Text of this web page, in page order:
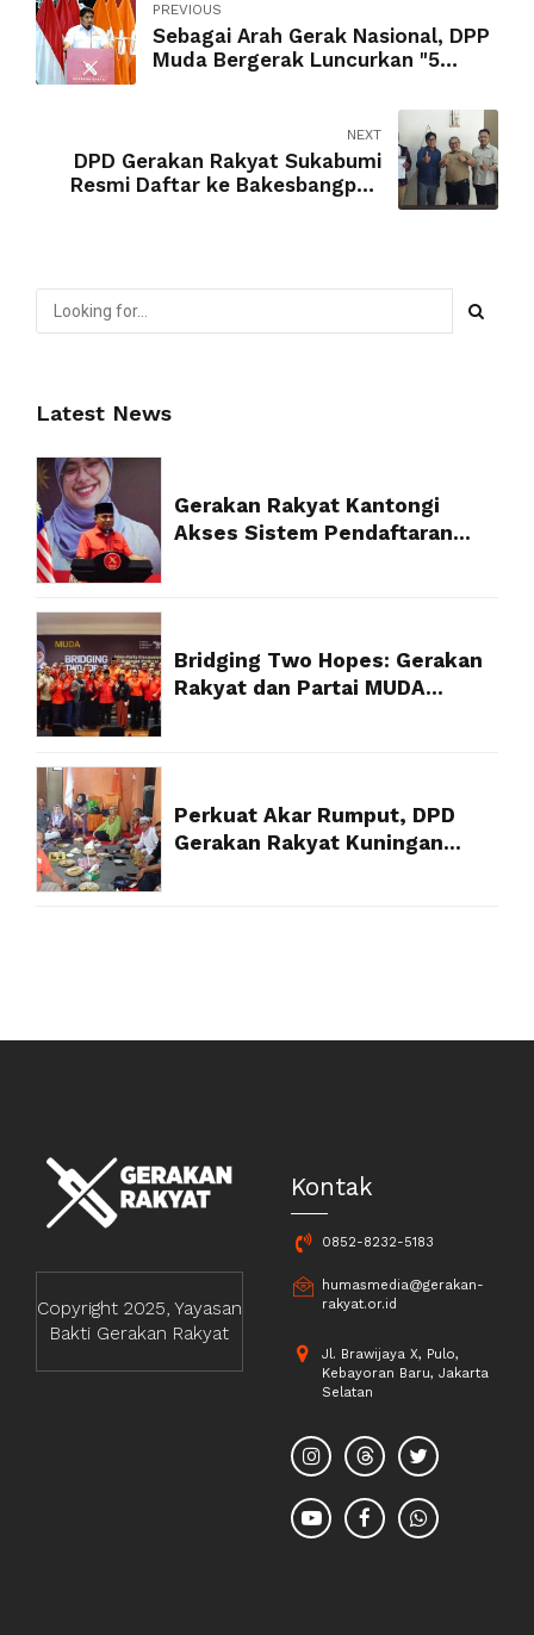
PREVIOUS
Sebagai Arah Gerak Nasional, DPP
Muda Bergerak Luncurkan "5
NEXT
DPD Gerakan Rakyat Sukabumi
Resmi Daftar ke Bakesbangpol,
Latest News
Gerakan Rakyat Kantongi
Akses Sistem Pendaftaran
Bridging Two Hopes: Gerakan
Rakyat dan Partai MUDA
Perkuat Akar Rumput, DPD
Gerakan Rakyat Kuningan
Copyright 2025, Yayasan
Bakti Gerakan Rakyat
Kontak
0852-8232-5183
humasmedia@gerakan-
rakyat.or.id
Jl. Brawijaya X, Pulo,
Kebayoran Baru, Jakarta
Selatan